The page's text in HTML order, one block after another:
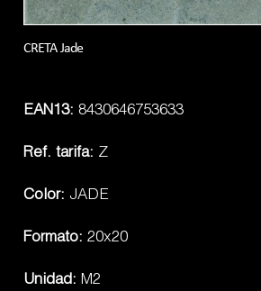
CRETA Jade
EAN13: 8430646753633
Ref. tarifa: Z
Color: JADE
Formato: 20x20
Unidad: M2